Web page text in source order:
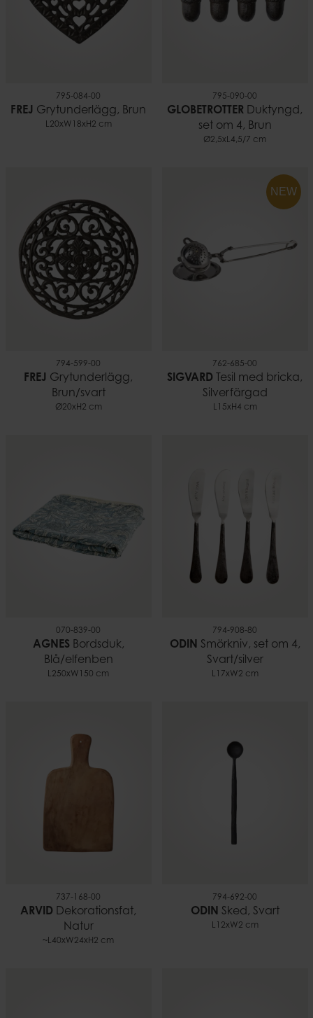
795-084-00
FREJ Grytunderlägg, Brun
L20xW18xH2 cm
795-090-00
GLOBETROTTER Duktyngd,
set om 4, Brun
Ø2,5xL4,5/7 cm
794-599-00
FREJ Grytunderlägg,
Brun/svart
Ø20xH2 cm
NEW
762-685-00
SIGVARD Tesil med bricka,
Silverfärgad
L15xH4 cm
070-839-00
AGNESBordsduk,
Blå/elfenben
L250xW150 cm
794-908-80
ODIN Smörkniv, set om 4,
Svart/silver
L17xW2 cm
737-168-00
ARVID Dekorationsfat,
Natur
~L40xW24xH2 cm
794-692-00
ODIN Sked, Svart
L12xW2 cm